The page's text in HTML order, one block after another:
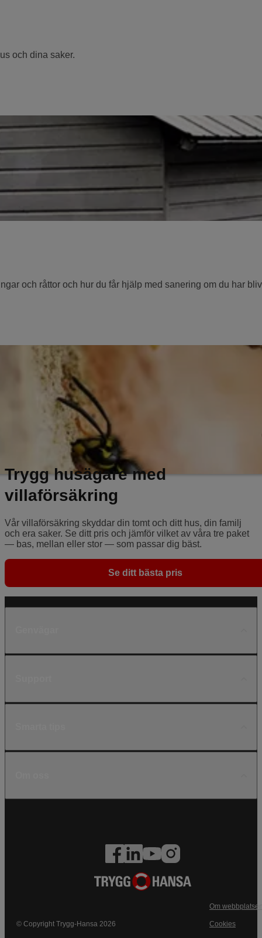
och dina saker.
och råttor och hur du får hjälp med sanering om du har
Trygg husägare med
villaförsäkring
Vår villaförsäkring skyddar din tomt och ditt hus, din familj
och era saker. Se ditt pris och jämför vilket av våra tre paket
— bas, mellan eller stor — som passar dig bäst.
Se ditt bästa pris
© Copyright Trygg-Hansa 2026
Om
Cookies